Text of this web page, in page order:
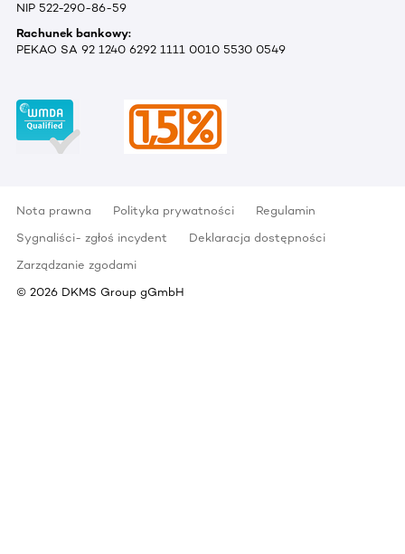
NIP 522-290-86-59
Rachunek bankowy:
PEKAO SA 92 1240 6292 1111 0010 5530 0549
Nota prawna Polityka prywatności
Regulamin
Sygnaliści- zgłoś incydent
Deklaracja dostępności
Zarządzanie zgodami
© 2026 DKMS Group gGmbH